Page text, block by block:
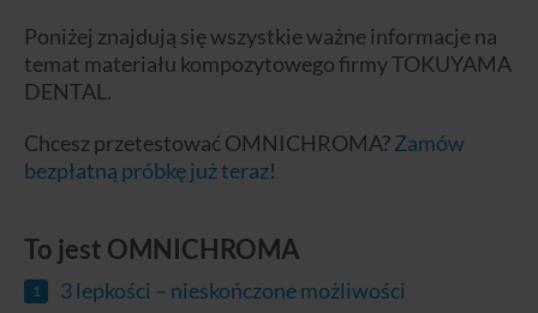
Poniżej znajdują się wszystkie ważne informacje na
temat materiału kompozytowego firmy TOKUYAMA
DENTAL.
Chcesz przetestować OMNICHROMA?Zamów
bezpłatną próbkę już teraz!
To jest OMNICHROMA
3 lepkości – nieskończone możliwości